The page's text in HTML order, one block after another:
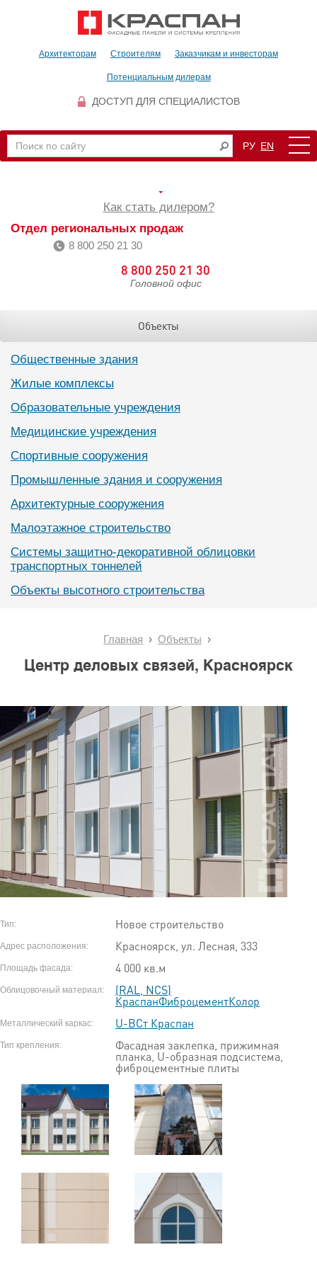
Архитекторам Строителям Заказчикам и инвесторам
Потенциальным дилерам
ДОСТУП ДЛЯ СПЕЦИАЛИСТОВ
РУ EN
Как стать дилером?
Отдел региональных продаж
8 800 250 21 30
8 800 250 21 30
Головной офис
Объекты
Общественные здания
Жилые комплексы
Образовательные учреждения
Медицинские учреждения
Спортивные сооружения
Промышленные здания и сооружения
Архитектурные сооружения
Малоэтажное строительство
Системы защитно-декоративной облицовки
транспортных тоннелей
Объекты высотного строительства
Главная Объекты
Центр деловых связей, Красноярск
Тип: Новое строительство
Адрес расположения: Красноярск, ул. Лесная, 333
Площадь фасада: 4 000 кв.м
Облицовочный материал: (RAL, NCS)
КраспанФиброцементКолор
Металлический каркас: U-ВСт Краспан
Тип крепления: Фасадная заклепка, прижимная
планка, U-образная подсистема,
фиброцементные плиты